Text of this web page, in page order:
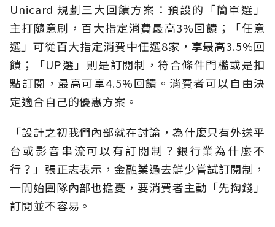
Unicard 規劃三大回饋方案：預設的「簡單選」
主打隨意刷，百大指定消費最高3%回饋；「任意
選」可從百大指定消費中任選8家，享最高3.5%回
饋；「UP選」則是訂閱制，符合條件門檻或是扣
點訂閱，最高可享4.5%回饋。消費者可以自由決
定適合自己的優惠方案。
「設計之初我們內部就在討論，為什麼只有外送平
台或影音串流可以有訂閱制？銀行業為什麼不
行？」張正志表示，金融業過去鮮少嘗試訂閱制，
一開始團隊內部也擔憂，要消費者主動「先掏錢」
訂閱並不容易。